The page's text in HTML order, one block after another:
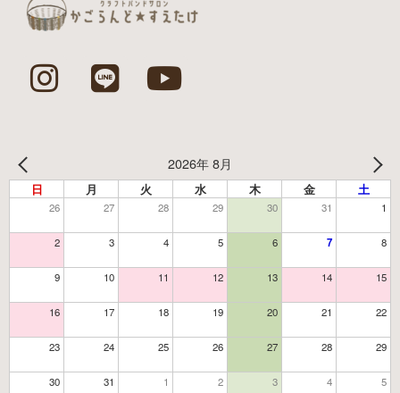
2026年 8月
日 月 火 水 木 金 土
26 27 28 29 30 31 1
2 3 4 5 6 7 8
9 10 11 12 13 14 15
16 17 18 19 20 21 22
23 24 25 26 27 28 29
30 31 1 2 3 4 5